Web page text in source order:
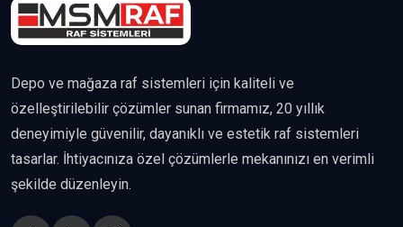
Depo ve mağaza raf sistemleri için kaliteli ve
özelleştirilebilir çözümler sunan firmamız, 20 yıllık
deneyimiyle güvenilir, dayanıklı ve estetik raf sistemleri
tasarlar. İhtiyacınıza özel çözümlerle mekanınızı en verimli
şekilde düzenleyin.